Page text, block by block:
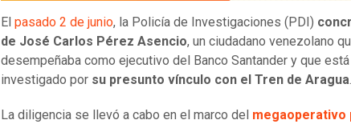
El pasado 2 de junio, la Policía de Investigaciones (PDI)
de José Carlos Pérez Asencio, un ciudadano venezolano
desempeñaba como ejecutivo del Banco Santander y que
investigado por su presunto vínculo con el Tren de Aragua.
La diligencia se llevó a cabo en el marco del megaoperativo